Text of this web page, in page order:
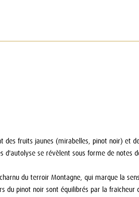
fruits jaunes (mirabelles, pinot noir) et
d'autolyse se révèlent sous forme de notes
du terroir Montagne, qui marque la
du pinot noir sont équilibrés par la fraîcheur